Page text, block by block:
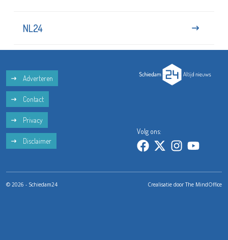
NL24
Adverteren
Contact
Privacy
Disclaimer
Volg ons:
© 2026 - Schiedam24 Crealisatie doorThe MindOffice